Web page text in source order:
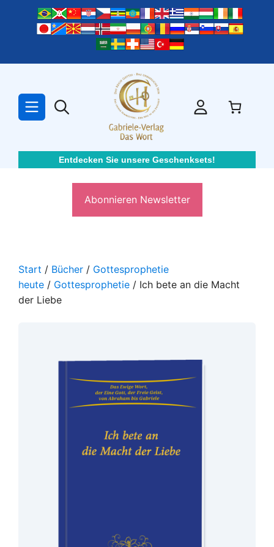
springen
Entdecken Sie unsere Geschenksets!
Abonnieren Newsletter
Start / Bücher / Gottesprophetie
heute / Gottesprophetie / Ich bete an die Macht
der Liebe